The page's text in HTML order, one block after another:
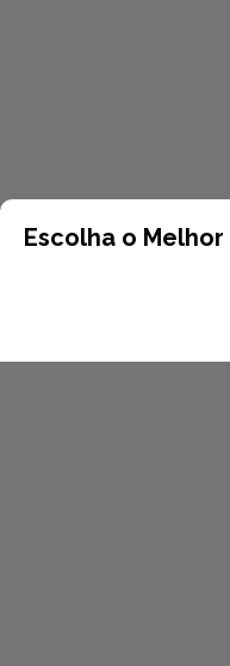
Escolha o Melhor